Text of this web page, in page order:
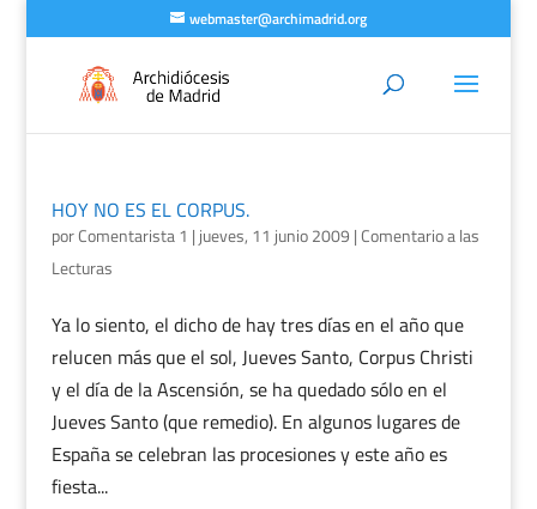
webmaster@archimadrid.org
HOY NO ES EL CORPUS.
porComentarista 1 | jueves, 11 junio 2009 |Comentario a las
Lecturas
Ya lo siento, el dicho de hay tres días en el año que
relucen más que el sol, Jueves Santo, Corpus Christi
y el día de la Ascensión, se ha quedado sólo en el
Jueves Santo (que remedio). En algunos lugares de
España se celebran las procesiones y este año es
fiesta...